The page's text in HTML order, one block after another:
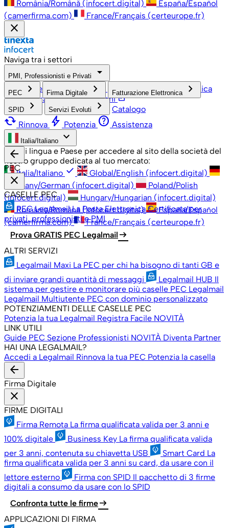
România/Română (infocert.digital)
España/Español
(camerfirma.com)
France/Français (certeurope.fr)
close
Naviga tra i settori
PMI, Professionisti e Privati arrow_drop_down
PMI, Professionisti e Privati check Grandi Aziende
Pubblica
Amministrazione Associazioni open_in_new
PEC keyboard_arrow_right Firma Digitale keyboard_arrow_right Fatturazione Elettronica keyboard_arrow_right
SPID keyboard_arrow_right Servizi Evoluti keyboard_arrow_right Catalogo
cached Rinnova bolt Potenzia help Assistenza
Italia/Italiano keyboard_arrow_down
Scegli lingua e Paese per accedere al sito della società del
nostro gruppo dedicata al tuo mercato:
Italia/Italiano check
Global/English (infocert.digital)
Germany/German (infocert.digital)
Poland/Polish
(infocert.digital)
Hungary/Hungarian (infocert.digital)
România/Română (infocert.digital)
España/Español
(camerfirma.com)
France/Français (certeurope.fr)
arrow_back
PEC
close
CASELLE PEC
PEC Legalmail La Posta Elettronica Certificata per
privati, professionisti e PMI
Prova GRATIS PEC Legalmail arrow_right_alt
ALTRI SERVIZI
Legalmail Maxi La PEC per chi ha bisogno di tanti GB e
di inviare grandi quantità di messaggi
Legalmail HUB Il
sistema per gestire e monitorare più caselle PEC Legalmail
Legalmail Multiutente PEC con dominio personalizzato
POTENZIAMENTI DELLE CASELLE PEC
Potenzia la tua Legalmail Registra Facile NOVITÀ
LINK UTILI
Guide PEC Sezione Professionisti NOVITÀ Diventa Partner
HAI UNA LEGALMAIL?
Accedi a Legalmail Rinnova la tua PEC Potenzia la casella
arrow_back
Firma Digitale
close
FIRME DIGITALI
Firma Remota La firma qualificata valida per 3 anni e
100% digitale
Business Key La firma qualificata valida
per 3 anni, contenuta su chiavetta USB
Smart Card La
firma qualificata valida per 3 anni su card, da usare con il
lettore esterno
Firma con SPID Il pacchetto di 3 firme
digitali a consumo da usare con lo SPID
Confronta tutte le firmearrow_right_alt
APPLICAZIONI DI FIRMA